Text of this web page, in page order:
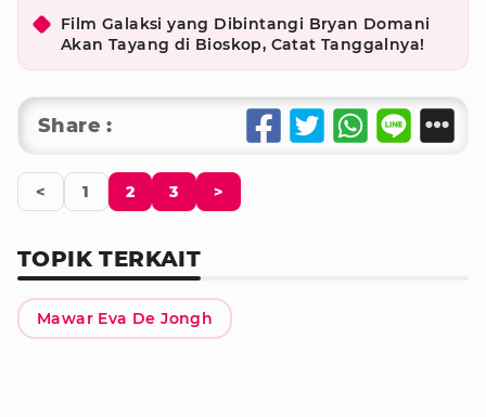
Film Galaksi yang Dibintangi Bryan Domani
Akan Tayang di Bioskop, Catat Tanggalnya!
Share :
< 1 2 3 >
TOPIK TERKAIT
Mawar Eva De Jongh